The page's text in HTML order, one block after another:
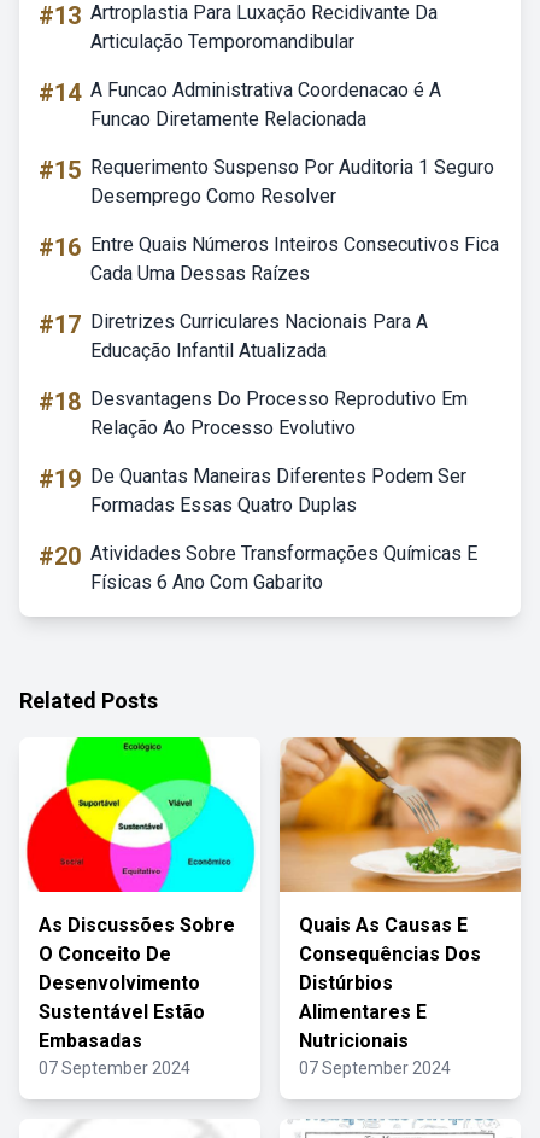
#13 Artroplastia Para Luxação Recidivante Da
Articulação Temporomandibular
#14 A Funcao Administrativa Coordenacao é A
Funcao Diretamente Relacionada
#15 Requerimento Suspenso Por Auditoria 1 Seguro
Desemprego Como Resolver
#16 Entre Quais Números Inteiros Consecutivos Fica
Cada Uma Dessas Raízes
#17 Diretrizes Curriculares Nacionais Para A
Educação Infantil Atualizada
#18 Desvantagens Do Processo Reprodutivo Em
Relação Ao Processo Evolutivo
#19 De Quantas Maneiras Diferentes Podem Ser
Formadas Essas Quatro Duplas
#20 Atividades Sobre Transformações Químicas E
Físicas 6 Ano Com Gabarito
Related Posts
As Discussões Sobre
O Conceito De
Desenvolvimento
Sustentável Estão
Embasadas
07 September 2024
Quais As Causas E
Consequências Dos
Distúrbios
Alimentares E
Nutricionais
07 September 2024